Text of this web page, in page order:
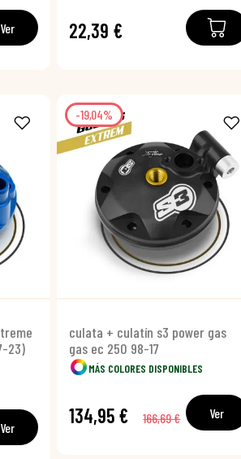
Ver 22,39 €
23)
Ver
-19,04%
culata + culatín s3 power gas
gas ec 250 98-17
MÁS COLORES DISPONIBLES
134,95 € 166,69 € Ver